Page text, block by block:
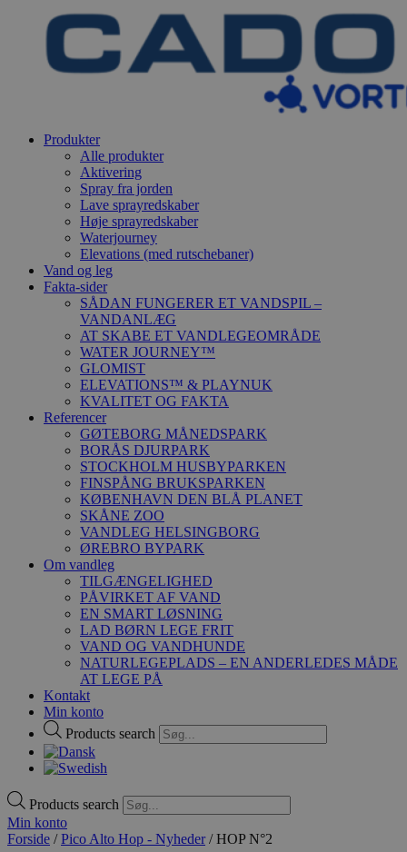
Produkter
Alle produkter
Aktivering
Spray fra jorden
Lave sprayredskaber
Høje sprayredskaber
Waterjourney
Elevations (med rutschebaner)
Vand og leg
Fakta-sider
SÅDAN FUNGERER ET VANDSPIL –
VANDANLÆG
AT SKABE ET VANDLEGEOMRÅDE
WATER JOURNEY™
GLOMIST
ELEVATIONS™ & PLAYNUK
KVALITET OG FAKTA
Referencer
GØTEBORG MÅNEDSPARK
BORÅS DJURPARK
STOCKHOLM HUSBYPARKEN
FINSPÅNG BRUKSPARKEN
KØBENHAVN DEN BLÅ PLANET
SKÅNE ZOO
VANDLEG HELSINGBORG
ØREBRO BYPARK
Om vandleg
TILGÆNGELIGHED
PÅVIRKET AF VAND
EN SMART LØSNING
LAD BØRN LEGE FRIT
VAND OG VANDHUNDE
NATURLEGEPLADS – EN ANDERLEDES MÅDE
AT LEGE PÅ
Kontakt
Min konto
Products search
Products search
Min konto
Forside /Pico Alto Hop - Nyheder/ HOP N°2